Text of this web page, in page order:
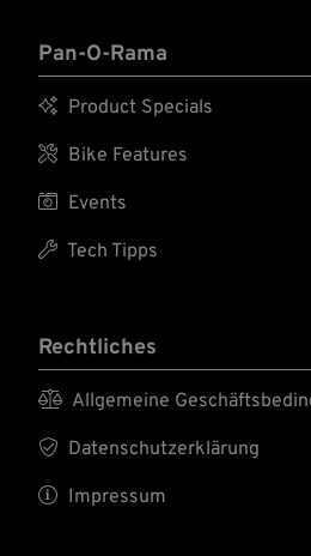
Pan-O-Rama
 Product Specials
 Bike Features
 Events
 Tech Tipps
Rechtliches
 Allgemeine
 Datenschutzerklärung
 Impressum